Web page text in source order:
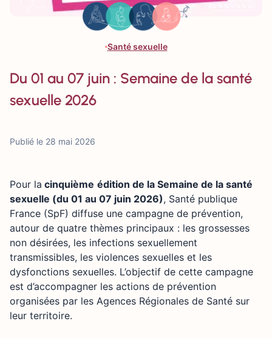
Santé sexuelle
Du 01 au 07 juin : Semaine de la santé
sexuelle 2026
Publié le 28 mai 2026
Pour la cinquième édition de la Semaine de la santé
sexuelle (du 01 au 07 juin 2026), Santé publique
France (SpF) diffuse une campagne de prévention,
autour de quatre thèmes principaux : les grossesses
non désirées, les infections sexuellement
transmissibles, les violences sexuelles et les
dysfonctions sexuelles. L’objectif de cette campagne
est d’accompagner les actions de prévention
organisées par les Agences Régionales de Santé sur
leur territoire.